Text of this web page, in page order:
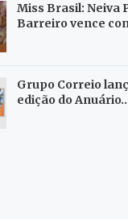
Miss Brasil: Neiva
Barreiro vence
Grupo Correio
edição do